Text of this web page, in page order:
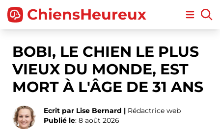
ChiensHeureux Open
BOBI, LE CHIEN LE PLUS
VIEUX DU MONDE, EST
MORT À L'ÂGE DE 31 ANS
Ecrit par Lise Bernard | Rédactrice web
Publié le: 8 août 2026